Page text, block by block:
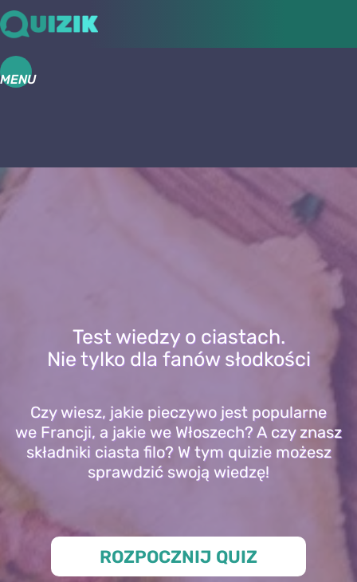
MENU
Test wiedzy o ciastach.
Nie tylko dla fanów słodkości
Czy wiesz, jakie pieczywo jest popularne
we Francji, a jakie we Włoszech? A czy znasz
składniki ciasta filo? W tym quizie możesz
sprawdzić swoją wiedzę!
ROZPOCZNIJ QUIZ